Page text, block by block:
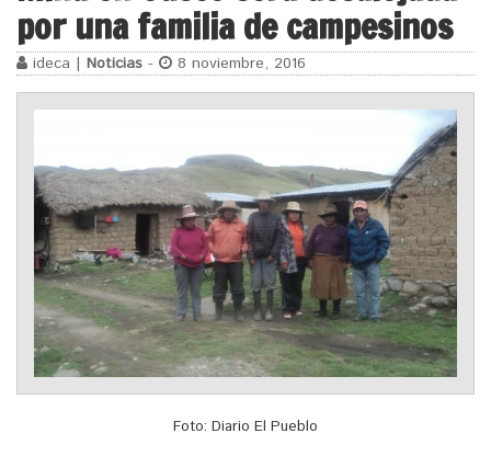
por una familia de campesinos
ideca | Noticias - 8 noviembre, 2016
Foto: Diario El Pueblo